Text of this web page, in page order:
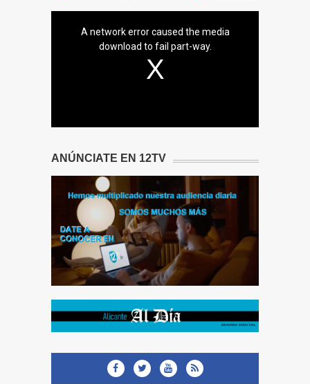
A network error caused the media
download to fail part-way.
ANÚNCIATE EN 12TV